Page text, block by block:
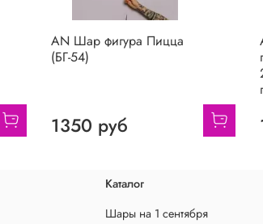
AN Шар фигура Пицца
(БГ-54)
1350 руб
Каталог
Шары на 1 сентября